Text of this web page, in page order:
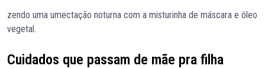
zendo uma umectação noturna com a misturinha de máscara e óleo
vegetal.
Cuidados que passam de mãe pra filha